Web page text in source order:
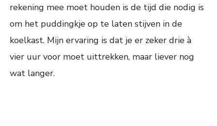
rekening mee moet houden is de tijd die nodig is
om het puddingkje op te laten stijven in de
koelkast. Mijn ervaring is dat je er zeker drie à
vier uur voor moet uittrekken, maar liever nog
wat langer.